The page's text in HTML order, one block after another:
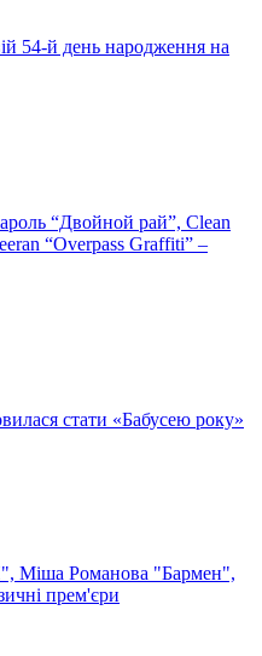
54-й день народження на
“Двойной рай”, Clean
“Overpass Graffiti” –
стати «Бабусею року»
Міша Романова "Бармен",
прем'єри